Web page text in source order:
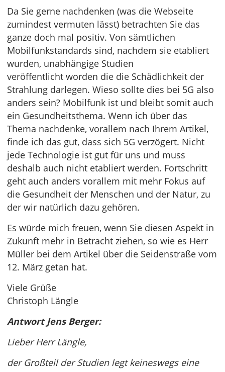
Da Sie gerne nachdenken (was die Webseite
zumindest vermuten lässt) betrachten Sie das
ganze doch mal positiv. Von sämtlichen
Mobilfunkstandards sind, nachdem sie etabliert
wurden, unabhängige Studien
veröffentlicht worden die die Schädlichkeit der
Strahlung darlegen. Wieso sollte dies bei 5G also
anders sein? Mobilfunk ist und bleibt somit auch
ein Gesundheitsthema. Wenn ich über das
Thema nachdenke, vorallem nach Ihrem Artikel,
finde ich das gut, dass sich 5G verzögert. Nicht
jede Technologie ist gut für uns und muss
deshalb auch nicht etabliert werden. Fortschritt
geht auch anders vorallem mit mehr Fokus auf
die Gesundheit der Menschen und der Natur, zu
der wir natürlich dazu gehören.
Es würde mich freuen, wenn Sie diesen Aspekt in
Zukunft mehr in Betracht ziehen, so wie es Herr
Müller bei dem Artikel über die Seidenstraße vom
12. März getan hat.
Viele Grüße
Christoph Längle
Antwort Jens Berger:
Lieber Herr Längle,
der Großteil der Studien legt keineswegs eine